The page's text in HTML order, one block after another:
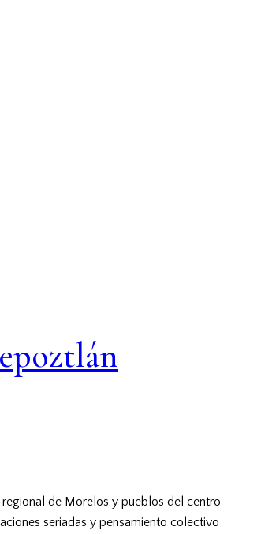
regional de Morelos y pueblos del centro-
seriadas y pensamiento colectivo